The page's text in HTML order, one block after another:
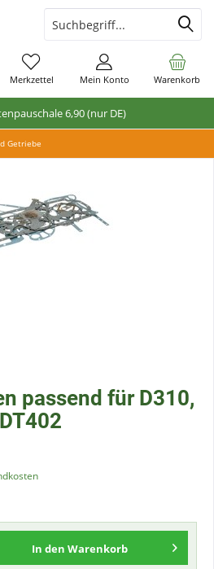
6,90 (nur DE)
Warenkorb
Merkzettel Mein Konto
Getriebe
passend für D310,
In den Warenkorb